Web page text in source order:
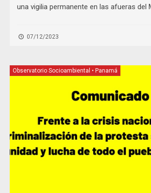
una vigilia permanente en las afueras del
07/12/2023
Observatorio Socioambiental • Panamá